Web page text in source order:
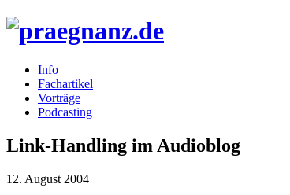
Info
Fachartikel
Vorträge
Podcasting
Link-Handling im Audioblog
12. August 2004